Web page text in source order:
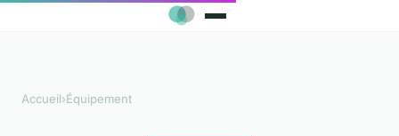
Accueil›Équipement